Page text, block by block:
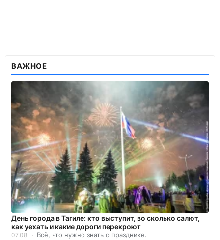
ВАЖНОЕ
День города в Тагиле: кто выступит, во сколько салют,
как уехать и какие дороги перекроют
07.08 Всё, что нужно знать о празднике.